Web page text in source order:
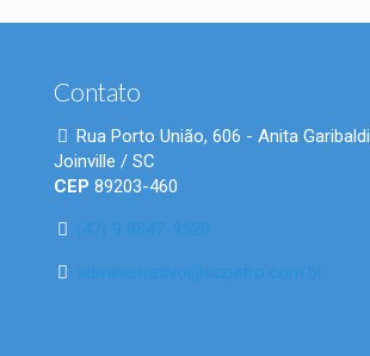
Contato
Rua Porto União, 606 - Anita Garibaldi
Joinville / SC
CEP 89203-460
(47) 9 8847-9520
administrativo@scpetro.com.br